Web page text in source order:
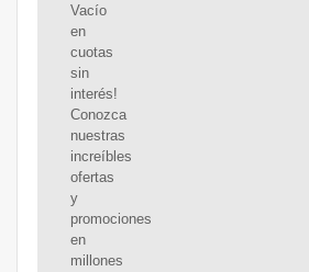
Vacío
en
cuotas
sin
interés!
Conozca
nuestras
increíbles
ofertas
y
promociones
en
millones